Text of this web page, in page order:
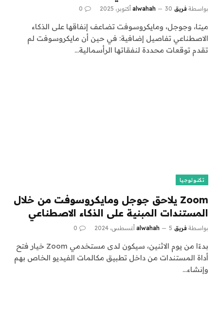
بواسطة فريق alwahah 30 أكتوبر، 2025 0
ميتا، وجوجل، ومايكروسوفت تضاعف إنفاقها على الذكاء
الاصطناعي تفاصيل إضافية: في حين أن مايكروسوفت لم
تقدم توقعات محددة لنفقاتها الرأسمالية…
تكنولوجيا
Zoom يلاحق جوجل ومايكروسوفت من خلال
المستندات المبنية على الذكاء الاصطناعي
بواسطة فريق alwahah 5 أغسطس، 2024 0
بدءًا من يوم الاثنين، سيكون لدى مستخدمي Zoom خيار فتح
أداة المستندات من داخل تطبيق مكالمات الفيديو الخاص بهم
وإنشاء…